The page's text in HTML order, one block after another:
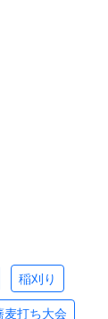
稲刈り
麦打ち大会